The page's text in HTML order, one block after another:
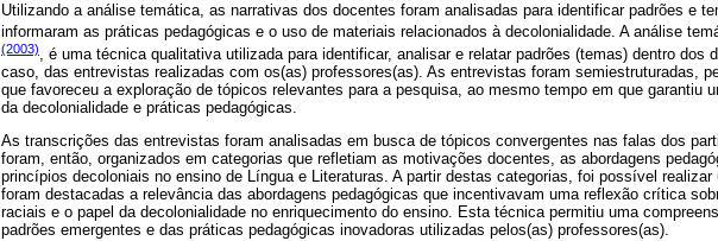
Utilizando a análise temática, as narrativas dos docentes foram analisadas para identificar padrões e
informaram as práticas pedagógicas e o uso de materiais relacionados à decolonialidade. A análise
(2003), é uma técnica qualitativa utilizada para identificar, analisar e relatar padrões (temas) dentro dos
caso, das entrevistas realizadas com os(as) professores(as). As entrevistas foram semiestruturadas,
que favoreceu a exploração de tópicos relevantes para a pesquisa, ao mesmo tempo em que garantiu
da decolonialidade e práticas pedagógicas.
As transcrições das entrevistas foram analisadas em busca de tópicos convergentes nas falas dos
foram, então, organizados em categorias que refletiam as motivações docentes, as abordagens
princípios decoloniais no ensino de Língua e Literaturas. A partir destas categorias, foi possível realizar
foram destacadas a relevância das abordagens pedagógicas que incentivavam uma reflexão crítica
raciais e o papel da decolonialidade no enriquecimento do ensino. Esta técnica permitiu uma
padrões emergentes e das práticas pedagógicas inovadoras utilizadas pelos(as) professores(as).